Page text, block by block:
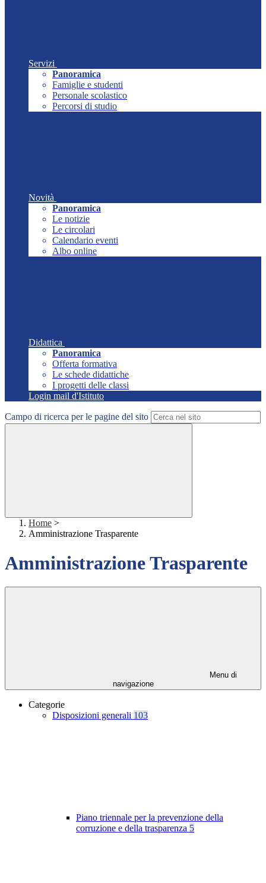
Servizi
Panoramica
Famiglie e studenti
Personale scolastico
Percorsi di studio
Novità
Panoramica
Le notizie
Le circolari
Calendario eventi
Albo online
Didattica
Panoramica
Offerta formativa
Le schede didattiche
I progetti delle classi
Login mail d'Istituto
Campo di ricerca per le pagine del sito
Home >
Amministrazione Trasparente
Amministrazione Trasparente
Menu di
navigazione
Categorie
Disposizioni generali 103
Piano triennale per la prevenzione della
corruzione e della trasparenza 5